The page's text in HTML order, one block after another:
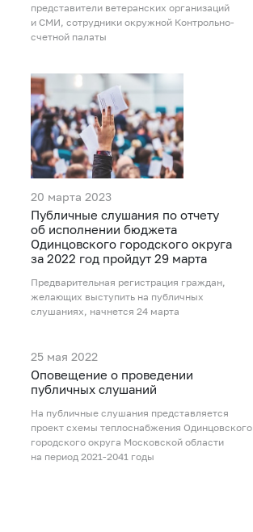
представители ветеранских организаций
и СМИ, сотрудники окружной Контрольно-
счетной палаты
20 марта 2023
Публичные слушания по отчету
об исполнении бюджета
Одинцовского городского округа
за 2022 год пройдут 29 марта
Предварительная регистрация граждан,
желающих выступить на публичных
слушаниях, начнется 24 марта
25 мая 2022
Оповещение о проведении
публичных слушаний
На публичные слушания представляется
проект схемы теплоснабжения Одинцовского
городского округа Московской области
на период 2021-2041 годы